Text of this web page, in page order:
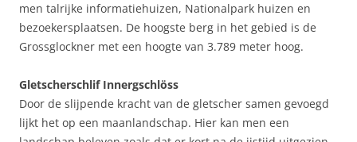
men talrijke informatiehuizen, Nationalpark huizen en
bezoekersplaatsen. De hoogste berg in het gebied is de
Grossglockner met een hoogte van 3.789 meter hoog.
Gletscherschlif Innergschlöss
Door de slijpende kracht van de gletscher samen gevoegd
lijkt het op een maanlandschap. Hier kan men een